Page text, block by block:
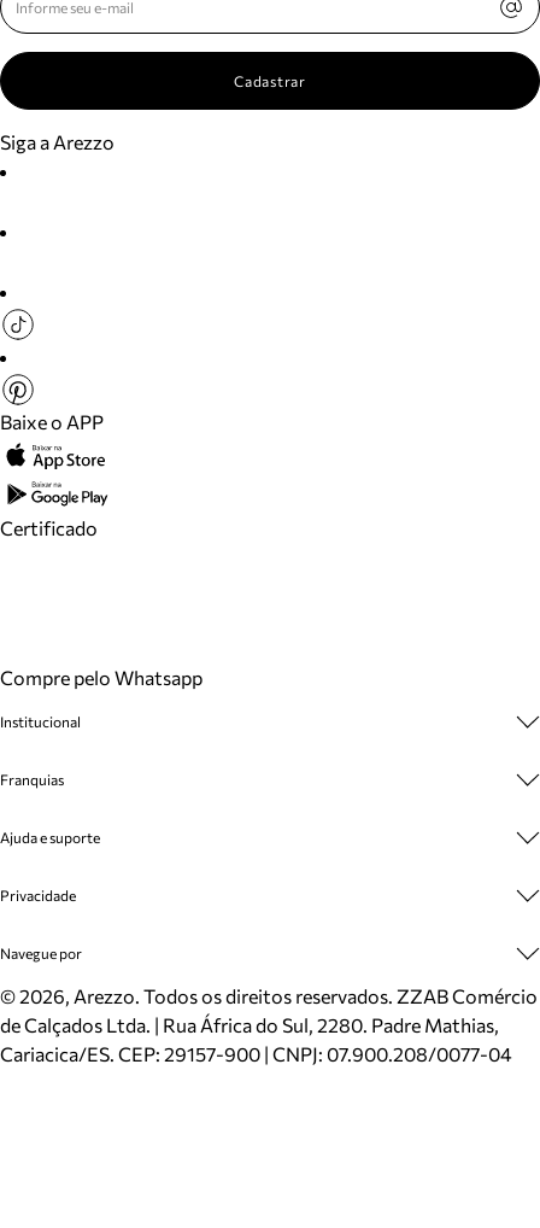
Cadastrar
Siga a Arezzo
Baixe o APP
Certificado
Compre pelo Whatsapp
Institucional
Cashback
Venda Corporativa
Mapa do Site
Inverno
Mundo Arezzo
Franquias
Plano de Negócio
Ajuda e suporte
Cadastro
Meus Pedidos
Trocas e Devoluções
Cartão Presente
Localizador de lojas
Privacidade
Politica e Privacidade
Navegue por
Sapatos
Bolsas
Scarpins
©2026, Arezzo. Todos os direitos reservados. ZZAB Comércio
de Calçados Ltda. | Rua África do Sul, 2280. Padre Mathias,
Cariacica/ES. CEP: 29157-900 | CNPJ: 07.900.208/0077-04